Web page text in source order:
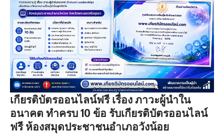
เกียรติบัตรออนไลน์ฟรี เรื่อง ภาวะผู้นำใน
อนาคต ทำครบ 10 ข้อ รับเกียรติบัตรออนไลน์
ฟรี ห้องสมุดประชาชนอำเภอวังน้อย